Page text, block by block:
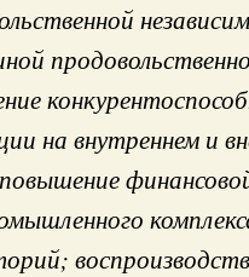
на внутреннем и
в раздел "Поиск по
8 августа, суббота
политика в сфере
перечень
от НДФЛ
№978